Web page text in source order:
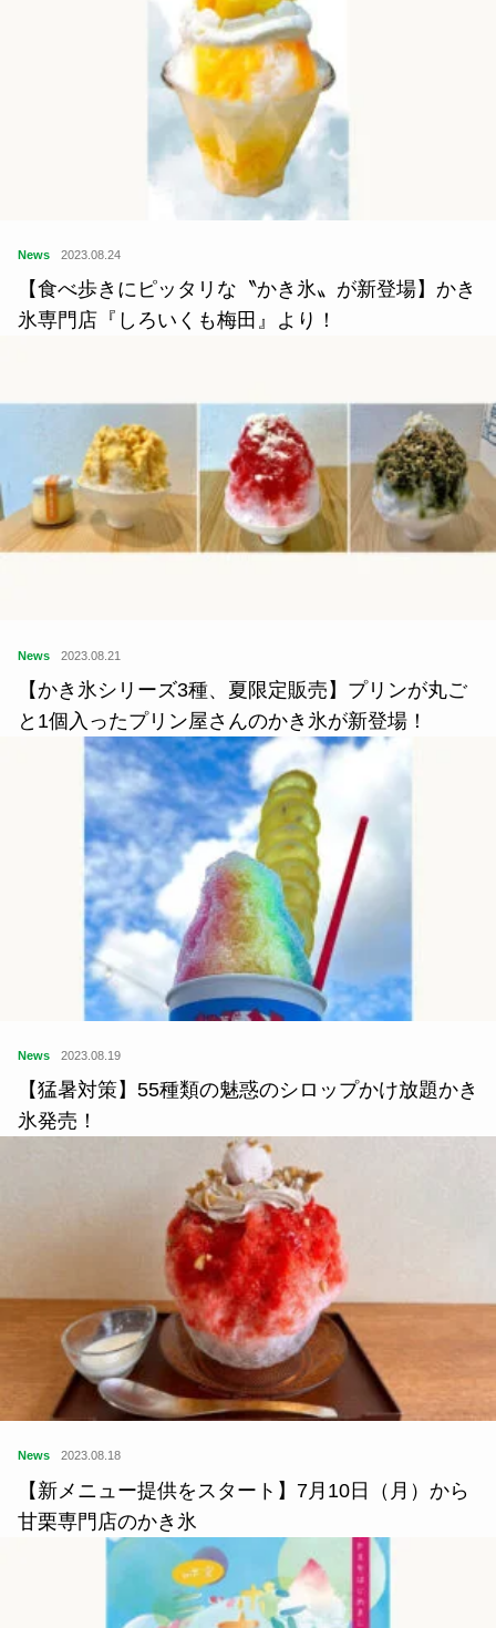
News 2023.08.24
【食べ歩きにピッタリな〝かき氷〟が新登場】かき
氷専門店『しろいくも梅田』より！
News 2023.08.21
【かき氷シリーズ3種、夏限定販売】プリンが丸ご
と1個入ったプリン屋さんのかき氷が新登場！
News 2023.08.19
【猛暑対策】55種類の魅惑のシロップかけ放題かき
氷発売！
News 2023.08.18
【新メニュー提供をスタート】7月10日（月）から
甘栗専門店のかき氷